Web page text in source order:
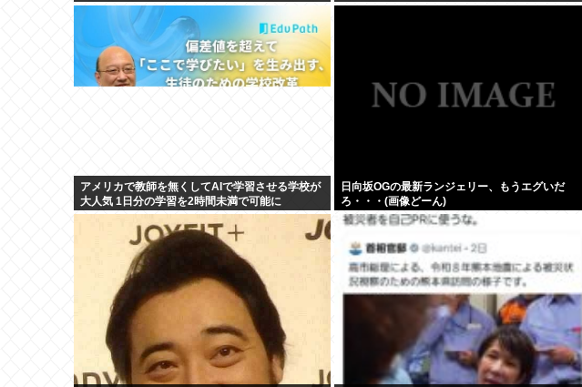
アメリカで教師を無くしてAIで学習させる学校が
大人気 1日分の学習を2時間未満で可能に
日向坂OGの最新ランジェリー、もうエグいだ
ろ・・・(画像どーん)